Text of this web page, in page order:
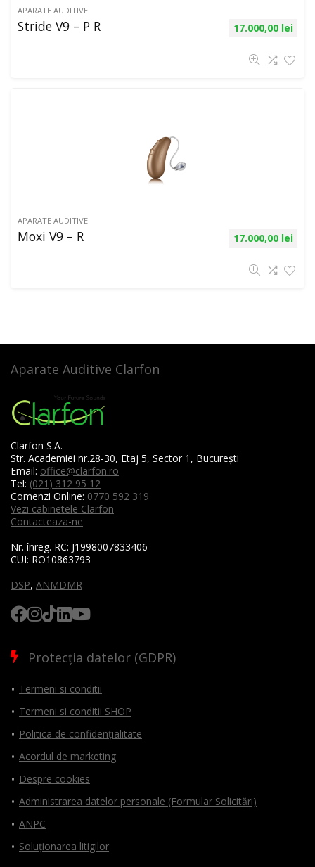
APARATE AUDITIVE
Stride V9 – P R 17.000,00 lei
APARATE AUDITIVE
Moxi V9 – R 17.000,00 lei
Aparate Auditive Clarfon
Clarfon S.A.
Str. Academiei nr.28-30, Etaj 5, Sector 1, București
Email: office@clarfon.ro
Tel: (021) 312 95 12
Comenzi Online: 0770 592 319
Vezi cabinetele Clarfon
Contacteaza-ne
Nr. înreg. RC: J1998007833406
CUI: RO10863793
DSP, ANMDMR
Protecția datelor (GDPR)
Termeni si conditii
Termeni si conditii SHOP
Politica de confidențialitate
Acordul de marketing
Despre cookies
Administrarea datelor personale (Formular Solicitări)
ANPC
Soluționarea litigilor